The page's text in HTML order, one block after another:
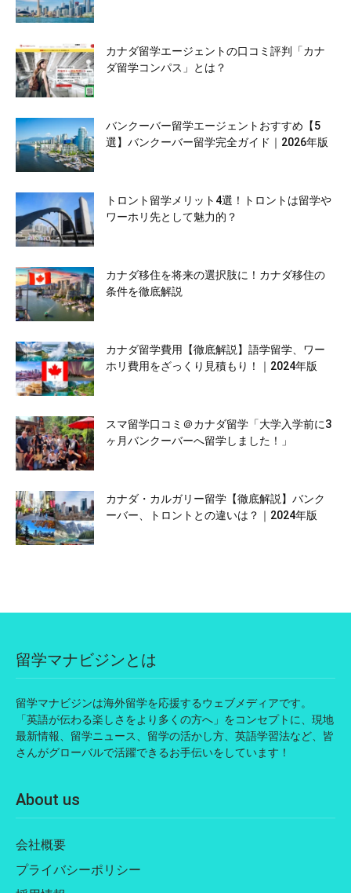
カナダ留学エージェントの口コミ評判「カナ
ダ留学コンパス」とは？
バンクーバー留学エージェントおすすめ【5
選】バンクーバー留学完全ガイド｜2026年版
トロント留学メリット4選！トロントは留学や
ワーホリ先として魅力的？
カナダ移住を将来の選択肢に！カナダ移住の
条件を徹底解説
カナダ留学費用【徹底解説】語学留学、ワー
ホリ費用をざっくり見積もり！｜2024年版
スマ留学口コミ＠カナダ留学「大学入学前に3
ヶ月バンクーバーへ留学しました！」
カナダ・カルガリー留学【徹底解説】バンク
ーバー、トロントとの違いは？｜2024年版
留学マナビジンとは
留学マナビジンは海外留学を応援するウェブメディアです。
「英語が伝わる楽しさをより多くの方へ」をコンセプトに、現地
最新情報、留学ニュース、留学の活かし方、英語学習法など、皆
さんがグローバルで活躍できるお手伝いをしています！
About us
会社概要
プライバシーポリシー